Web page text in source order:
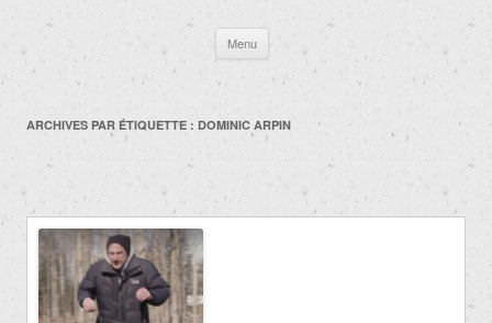
Menu
contenu
ARCHIVES PAR ÉTIQUETTE : DOMINIC ARPIN